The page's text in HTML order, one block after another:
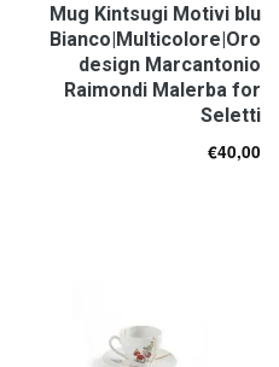
Mug Kintsugi Motivi blu
Bianco|Multicolore|Oro
design Marcantonio
Raimondi Malerba for
Seletti
€40,00